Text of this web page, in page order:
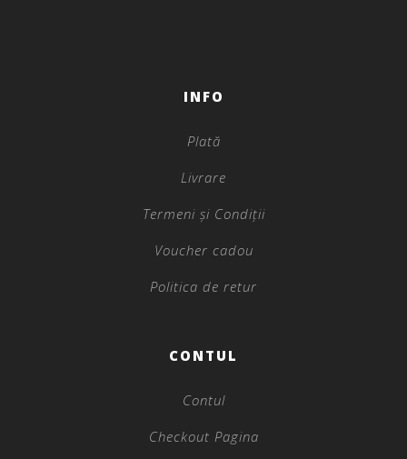
INFO
Plată
Livrare
Termeni și Condiții
Voucher cadou
Politica de retur
CONTUL
Contul
Checkout Pagina